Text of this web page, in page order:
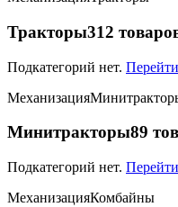
Тракторы312
Подкатегорий нет.
Механизация
Минитракторы89
Подкатегорий нет.
МеханизацияКомбайны